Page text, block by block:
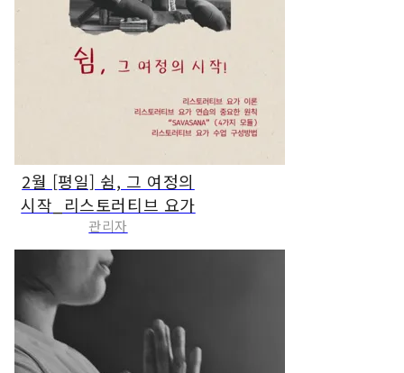
2월 [평일] 쉼, 그 여정의
시작_리스토러티브 요가
관리자